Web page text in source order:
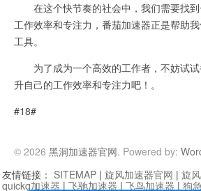
在这个快节奏的社会中，我们需要找到
工作效率和专注力，番茄加速器正是帮助
工具。
为了成为一个高效的工作者，不妨试试
升自己的工作效率和专注力吧！。
#18#
© 2026 黑洞加速器官网. Powered by:
友情链接： SITEMAP | 旋风加速器官网 | 旋
quickq加速器 | 飞驰加速器 | 飞鸟加速器 | 狗